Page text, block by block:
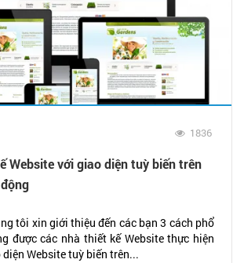
1836
Website với giao diện tuỳ biến trên
tôi xin giới thiệu đến các bạn 3 cách phổ
được các nhà thiết kế Website thực hiện
Website tuỳ biến trên...